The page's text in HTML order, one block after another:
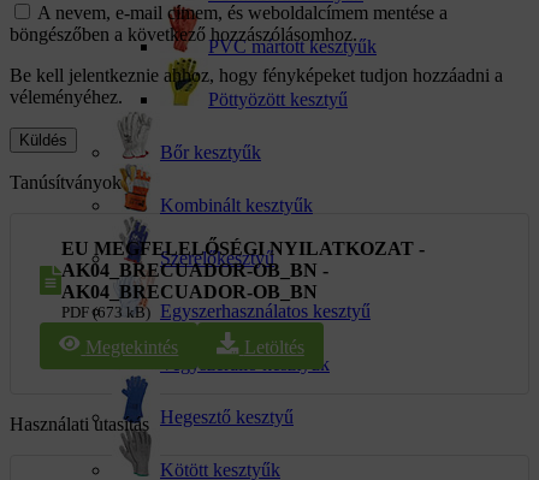
PVC mártott kesztyűk
Pöttyözött kesztyű
Bőr kesztyűk
Kombinált kesztyűk
Szerelőkesztyű
Egyszerhasználatos kesztyű
Vegyszerálló kesztyűk
Hegesztő kesztyű
Kötött kesztyűk
A nevem, e-mail címem, és weboldalcímem mentése a
böngészőben a következő hozzászólásomhoz.
Be kell jelentkeznie ahhoz, hogy fényképeket tudjon hozzáadni a
véleményéhez.
Tanúsítványok
EU MEGFELELŐSÉGI NYILATKOZAT -
AK04_BRECUADOR-OB_BN -
AK04_BRECUADOR-OB_BN
PDF (673 kB)
Megtekintés Letöltés
Használati utasítás